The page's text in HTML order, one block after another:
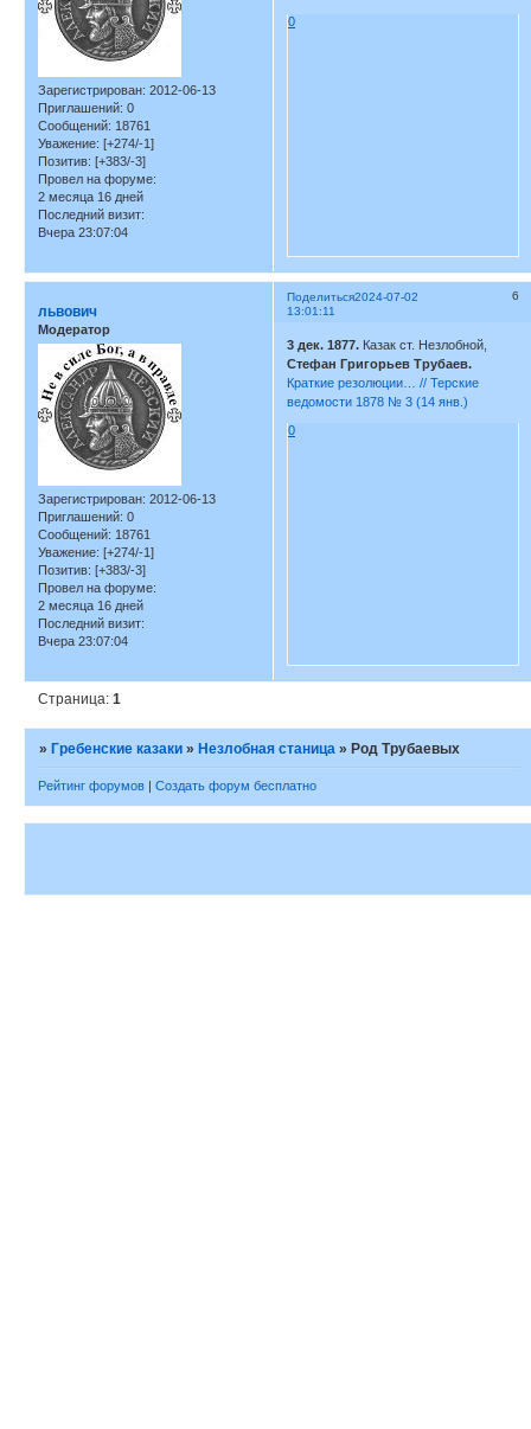
Зарегистрирован: 2012-06-13
Приглашений: 0
Сообщений: 18761
Уважение: [+274/-1]
Позитив: [+383/-3]
Провел на форуме:
2 месяца 16 дней
Последний визит:
Вчера 23:07:04
0
Поделиться 6
2024-07-02
13:01:11
львович
Модератор
Зарегистрирован: 2012-06-13
Приглашений: 0
Сообщений: 18761
Уважение: [+274/-1]
Позитив: [+383/-3]
Провел на форуме:
2 месяца 16 дней
Последний визит:
Вчера 23:07:04
3 дек. 1877. Казак ст. Незлобной,
Стефан Григорьев Трубаев.
Краткие резолюции… // Терские
ведомости 1878 № 3 (14 янв.)
0
Страница:1
»Гребенские казаки »Незлобная станица »Род Трубаевых
Рейтинг форумов Создать форум бесплатно